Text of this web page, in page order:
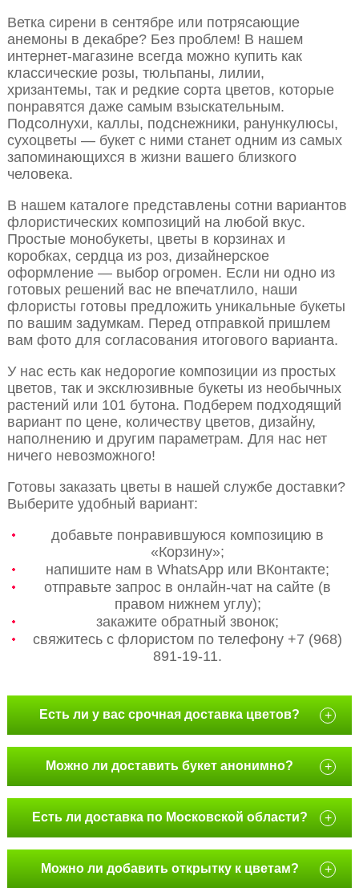
Ветка сирени в сентябре или потрясающие
анемоны в декабре? Без проблем! В нашем
интернет-магазине всегда можно купить как
классические розы, тюльпаны, лилии,
хризантемы, так и редкие сорта цветов, которые
понравятся даже самым взыскательным.
Подсолнухи, каллы, подснежники, ранункулюсы,
сухоцветы — букет с ними станет одним из самых
запоминающихся в жизни вашего близкого
человека.
В нашем каталоге представлены сотни вариантов
флористических композиций на любой вкус.
Простые монобукеты, цветы в корзинах и
коробках, сердца из роз, дизайнерское
оформление — выбор огромен. Если ни одно из
готовых решений вас не впечатлило, наши
флористы готовы предложить уникальные букеты
по вашим задумкам. Перед отправкой пришлем
вам фото для согласования итогового варианта.
У нас есть как недорогие композиции из простых
цветов, так и эксклюзивные букеты из необычных
растений или 101 бутона. Подберем подходящий
вариант по цене, количеству цветов, дизайну,
наполнению и другим параметрам. Для нас нет
ничего невозможного!
Готовы заказать цветы в нашей службе доставки?
Выберите удобный вариант:
добавьте понравившуюся композицию в
«Корзину»;
напишите нам в WhatsApp или ВКонтакте;
отправьте запрос в онлайн-чат на сайте (в
правом нижнем углу);
закажите обратный звонок;
свяжитесь с флористом по телефону +7 (968)
891-19-11.
Есть ли у вас срочная доставка цветов? +
Можно ли доставить букет анонимно? +
Есть ли доставка по Московской области? +
Можно ли добавить открытку к цветам? +